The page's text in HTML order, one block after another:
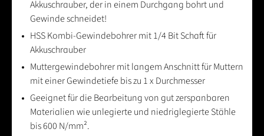
Akkuschrauber, der in einem Durchgang bohrt und
Gewinde schneidet!
HSS Kombi-Gewindebohrer mit 1/4 Bit Schaft für
Akkuschrauber
Muttergewindebohrer mit langem Anschnitt für Muttern
mit einer Gewindetiefe bis zu 1 x Durchmesser
Geeignet für die Bearbeitung von gut zerspanbaren
Materialien wie unlegierte und niedriglegierte Stähle
bis 600 N/mm².